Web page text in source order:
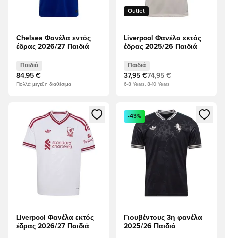
Chelsea Φανέλα εντός
έδρας 2026/27 Παιδιά
Παιδιά
84,95 €
Πολλά μεγέθη διαθέσιμα
Outlet
Liverpool Φανέλα εκτός
έδρας 2025/26 Παιδιά
Παιδιά
37,95 €74,95 €
6-8 Years, 8-10 Years
Ανοίγει ένα Modal για να συνδεθείτε ή να εγγραφείτε ως
Liverpool Φανέλα εκτός
έδρας 2026/27 Παιδιά
Ανοίγει ένα Modal για να
-43%
Γιουβέντους 3η φανέλα
2025/26 Παιδιά